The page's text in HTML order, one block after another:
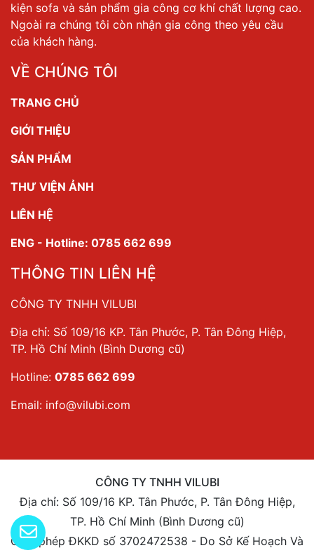
kiện sofa và sản phẩm gia công cơ khí chất lượng cao.
Ngoài ra chúng tôi còn nhận gia công theo yêu cầu
của khách hàng.
VỀ CHÚNG TÔI
TRANG CHỦ
GIỚI THIỆU
SẢN PHẨM
THƯ VIỆN ẢNH
LIÊN HỆ
ENG - Hotline: 0785 662 699
THÔNG TIN LIÊN HỆ
CÔNG TY TNHH VILUBI
Địa chỉ: Số 109/16 KP. Tân Phước, P. Tân Đông Hiệp,
TP. Hồ Chí Minh (Bình Dương cũ)
Hotline: 0785 662 699
Email: info@vilubi.com
CÔNG TY TNHH VILUBI
Địa chỉ: Số 109/16 KP. Tân Phước, P. Tân Đông Hiệp,
TP. Hồ Chí Minh (Bình Dương cũ)
Giấy phép ĐKKD số 3702472538 - Do Sở Kế Hoạch Và